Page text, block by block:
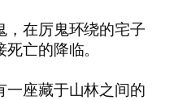
，在厉鬼环绕的宅子
亡的降临。
一座藏于山林之间的